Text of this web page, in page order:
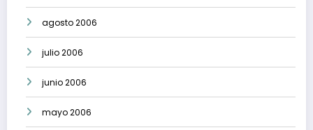
agosto 2006
julio 2006
junio 2006
mayo 2006